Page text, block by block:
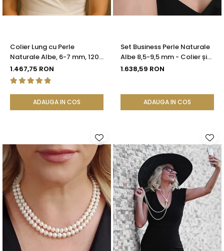
Colier Lung cu Perle
Naturale Albe, 6-7 mm, 120
cm, Închizătoare Argint 925
| KASKADDA®
1.467,75 RON
ADAUGA IN COS
Set Business Perle Naturale
Albe 8,5-9,5 mm - Colier și
Brățară, Argint 925 |
1.638,59 RON
ADAUGA IN COS